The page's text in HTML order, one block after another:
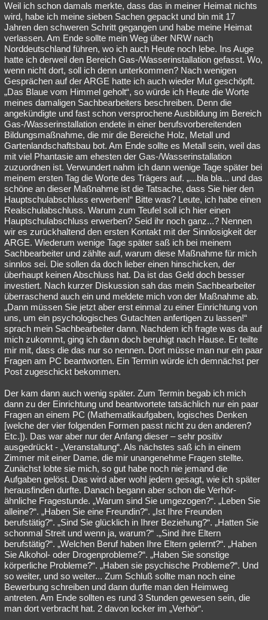
Weil ich schon damals merkte, dass das in meiner Heimat nichts
wird, habe ich meine sieben Sachen gepackt und bin mit 17
Jahren den schweren Schritt gegangen und habe meine Heimat
verlassen. Am Ende sollte mein Weg über NRW nach
Norddeutschland führen, wo ich auch Heute noch lebe. Ins Auge
hatte ich derweil den Bereich Gas-/Wasserinstallation gefasst. Wo,
wenn nicht dort, soll ich denn unterkommen? Nach wenigen
Gesprächen auf der ARGE hatte ich auch wieder Mut geschöpft.
„Das Blaue vom Himmel geholt“, so würde ich Heute die Worte
meines damaligen Sachbearbeiters beschreiben. Denn die
angekündigte und fast schon versprochene Ausbildung im Bereich
Gas-/Wasserinstallation endete in einer berufsvorbereitenden
Bildungsmaßnahme, die mir die Bereiche Holz, Metall und
Gartenlandschaftsbau bot. Am Ende sollte es Metall sein, weil das
mit viel Phantasie am ehesten der Gas-/Wasserinstallation
zuzuordnen ist. Verwundert nahm ich dann wenige Tage später bei
meinem ersten Tag die Worte des Trägers auf. „...bla bla... und das
schöne an dieser Maßnahme ist die Tatsache, dass Sie hier den
Hauptschulabschluss erwerben!“ Bitte was? Leute, ich habe einen
Realschulabschluss. Warum zum Teufel soll ich hier einen
Hauptschulabschluss erwerben? Seid ihr noch ganz...? Nennen
wir es zurückhaltend den ersten Kontakt mit der Sinnlosigkeit der
ARGE. Wiederum wenige Tage später saß ich bei meinem
Sachbearbeiter und zählte auf, warum diese Maßnahme für mich
sinnlos sei. Die sollen da doch lieber einen hinschicken, der
überhaupt keinen Abschluss hat. Da ist das Geld doch besser
investiert. Nach kurzer Diskussion sah das mein Sachbearbeiter
überraschend auch ein und meldete mich von der Maßnahme ab.
„Dann müssen Sie jetzt aber erst einmal zu einer Einrichtung von
uns, um ein psychologisches Gutachten anfertigen zu lassen!“
sprach mein Sachbearbeiter dann. Nachdem ich fragte was da auf
mich zukommt, ging ich dann doch beruhigt nach Hause. Er teilte
mir mit, dass die das nur so nennen. Dort müsse man nur ein paar
Fragen am PC beantworten. Ein Termin würde ich demnächst per
Post zugeschickt bekommen.
Der kam dann auch wenig später. Zum Termin begab ich mich
dann zu der Einrichtung und beantwortete tatsächlich nur ein paar
Fragen an einem PC (Mathematikaufgaben, logisches Denken
[welche der vier folgenden Formen passt nicht zu den anderen?
Etc.]). Das war aber nur der Anfang dieser – sehr positiv
ausgedrückt - „Veranstaltung“. Als nächstes saß ich in einem
Zimmer mit einer Dame, die mir unangenehme Fragen stellte.
Zunächst lobte sie mich, so gut habe noch nie jemand die
Aufgaben gelöst. Das wird aber wohl jedem gesagt, wie ich später
herausfinden durfte. Danach begann aber schon die Verhör-
ähnliche Fragestunde. „Warum sind Sie umgezogen?“. „Leben Sie
alleine?“. „Haben Sie eine Freundin?“. „Ist Ihre Freunden
berufstätig?“. „Sind Sie glücklich in Ihrer Beziehung?“. „Hatten Sie
schonmal Streit und wenn ja, warum?“ .„Sind ihre Eltern
berufstätig?“. „Welchen Beruf haben Ihre Eltern gelernt?“. „Haben
Sie Alkohol- oder Drogenprobleme?“. „Haben Sie sonstige
körperliche Probleme?“. „Haben sie psychische Probleme?“. Und
so weiter, und so weiter... Zum Schluß sollte man noch eine
Bewerbung schreiben und dann durfte man den Heimweg
antreten. Am Ende sollten es rund 3 Stunden gewesen sein, die
man dort verbracht hat. 2 davon locker im „Verhör“.